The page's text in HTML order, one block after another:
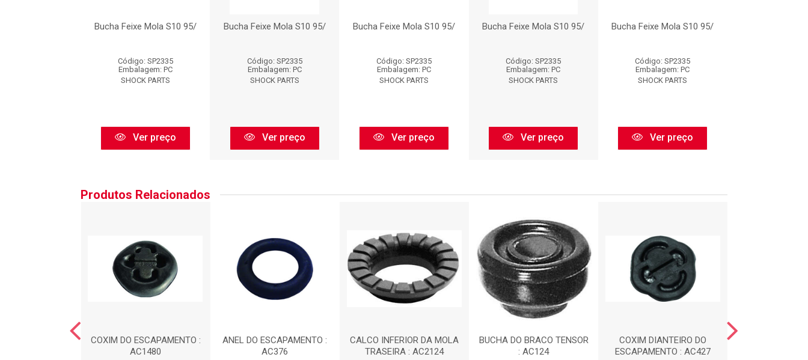
Bucha Feixe Mola S10 95/
Código: SP2335
Embalagem: PC
SHOCK PARTS
Ver preço
Bucha Feixe Mola S10 95/
Código: SP2335
Embalagem: PC
SHOCK PARTS
Ver preço
Bucha Feixe Mola S10 95/
Código: SP2335
Embalagem: PC
SHOCK PARTS
Ver preço
Bucha Feixe Mola S10 95/
Código: SP2335
Embalagem: PC
SHOCK PARTS
Ver preço
Bucha Feixe Mola S10 95/
Código: SP2335
Embalagem: PC
SHOCK PARTS
Ver preço
Produtos Relacionados
COXIM DO ESCAPAMENTO :
AC1480
ANEL DO ESCAPAMENTO :
AC376
CALCO INFERIOR DA MOLA
TRASEIRA : AC2124
BUCHA DO BRACO TENSOR
: AC124
COXIM DIANTEIRO DO
ESCAPAMENTO : AC427